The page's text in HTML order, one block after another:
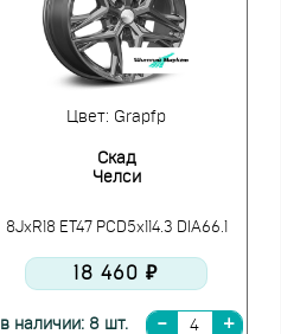
Цвет: Grapfp
Скад
Челси
8JxR18 ET47 PCD5x114.3 DIA66.1
18 460 ₽
в наличии: 8 шт.